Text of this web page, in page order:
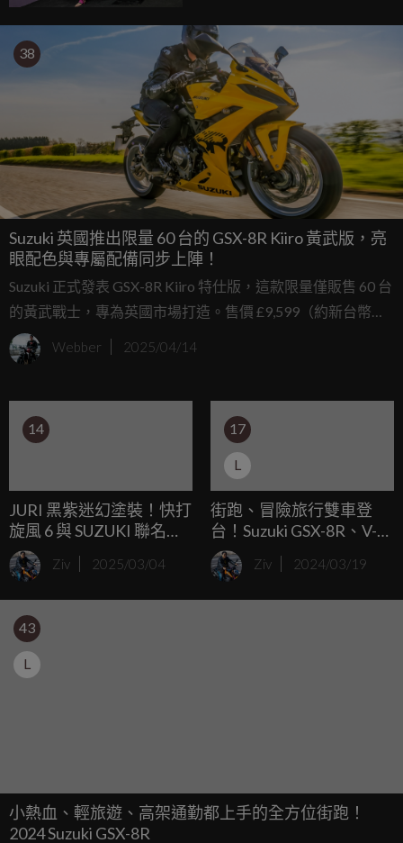
38
Suzuki 英國推出限量 60 台的 GSX-8R Kiiro 黃武版，亮
眼配色與專屬配備同步上陣！
Suzuki 正式發表 GSX-8R Kiiro 特仕版，這款限量僅販售 60 台
的黃武戰士，專為英國市場打造。售價 £9,599（約新台幣
38.2 萬元），主打搶眼的亮黃色塗裝與黑色廠徽，搭配灰色
輪框與鋁合金副車架，整體視覺效果相當強烈。
Webber 2025/04/14
14
JURI 黑紫迷幻塗裝！快打
旋風 6 與 SUZUKI 聯名限
量版「GSX-8R Tuned by
JURI」日本亮相
Ziv 2025/03/04
17
L
街跑、冒險旅行雙車登
台！Suzuki GSX-8R、V-
STROM 800 正式發表 建
議售價43.8萬/46.8萬
Ziv 2024/03/19
43
L
小熱血、輕旅遊、高架通勤都上手的全方位街跑！
2024 Suzuki GSX-8R